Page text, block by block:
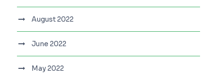
August 2022
June 2022
May 2022